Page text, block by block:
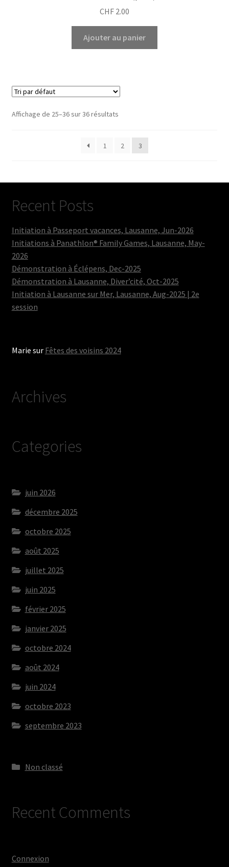
CHF 2.00
Ajouter au panier
Affichage de 25–36 sur 36 résultats
1 2 3
Recent Posts
Initiation à Passeport vacances, Lausanne, Jun-2026
Initiations à Panathlon® Family Games, Lausanne, May-
2026
Démonstration à Éclépens, Dec-2025
Démonstration à Lausanne, Diver’cité, Oct-2025
Initiation à Lausanne sur Mer, Lausanne, Aug-2025 | 2e
session
Marie sur Fêtes des voisins 2024
Archives
Categories
juin 2026
décembre 2025
octobre 2025
août 2025
juillet 2025
juin 2025
février 2025
janvier 2025
octobre 2024
août 2024
juin 2024
octobre 2023
septembre 2023
Non classé
Recent Comments
Connexion